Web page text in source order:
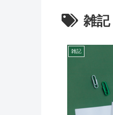
雑記
雑記